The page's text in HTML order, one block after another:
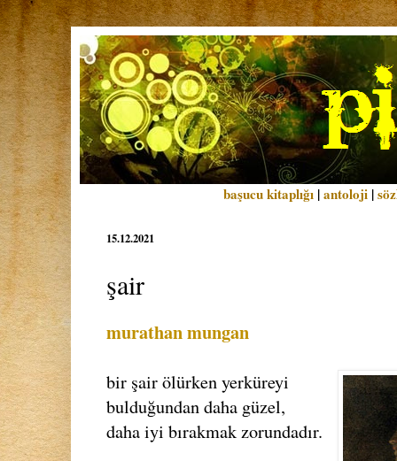
başucu kitaplığı |antoloji |
15.12.2021
şair
murathan mungan
bir şair ölürken yerküreyi
bulduğundan daha güzel,
daha iyi bırakmak zorundadır.